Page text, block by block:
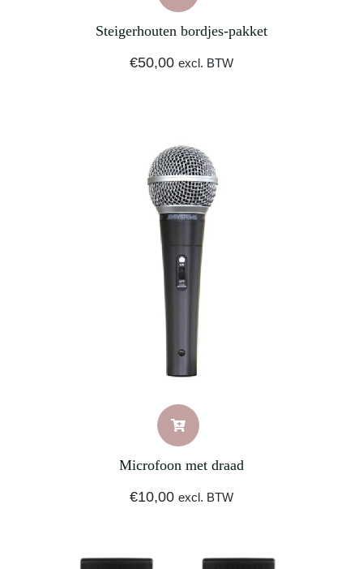
Steigerhouten bordjes-pakket
€50,00 excl. BTW
Microfoon met draad
€10,00 excl. BTW